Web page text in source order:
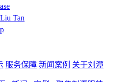
Tan
服务保障 新闻案例 关于刘潭